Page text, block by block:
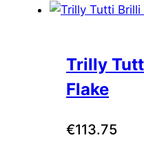
Trilly
Flake
€113.75